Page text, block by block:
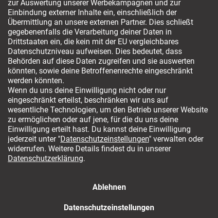
Versandmöglichkeiten
Für deinen sicheren Einkauf